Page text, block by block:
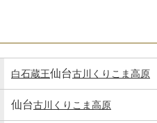
白石蔵王仙台古川 くりこま高原
仙台古川 くりこま高原